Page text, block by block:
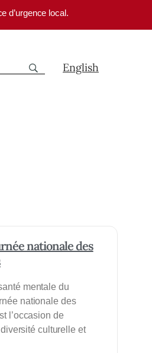
d’urgence local.
English
nationale des
mentale du
nationale des
l’occasion de
culturelle et